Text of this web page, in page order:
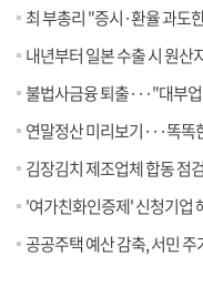
최 부총리 "증시·환율 과도
내년부터 일본 수출 시 원산
불법사금융 퇴출···"대부
연말정산 미리보기···똑똑
김장김치 제조업체 합동 점
'여가친화인증제' 신청기업 해마
공공주택 예산 감축, 서민 주거